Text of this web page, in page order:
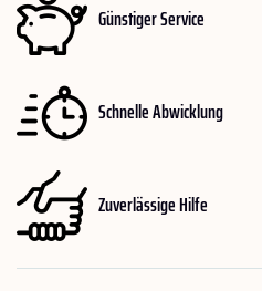
Günstiger Service
Schnelle Abwicklung
Zuverlässige Hilfe